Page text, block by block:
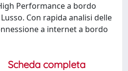
Performance a bordo
Con rapida analisi delle
a internet a bordo
Scheda completa